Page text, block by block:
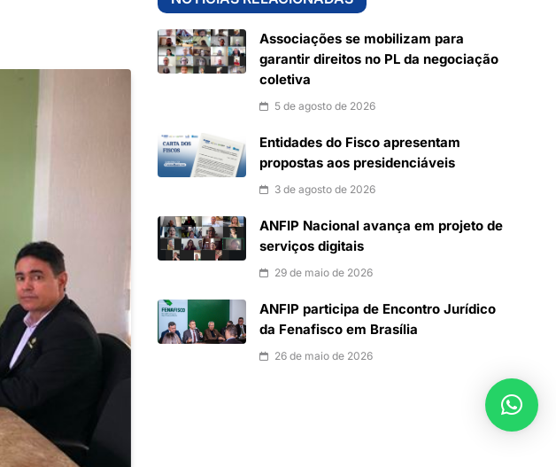
Associações se mobilizam para
garantir direitos no PL da negociação
coletiva
5 de agosto de 2026
Entidades do Fisco apresentam
propostas aos presidenciáveis
3 de agosto de 2026
ANFIP Nacional avança em projeto de
serviços digitais
29 de maio de 2026
ANFIP participa de Encontro Jurídico
da Fenafisco em Brasília
26 de maio de 2026